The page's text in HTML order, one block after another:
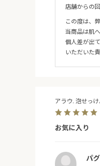
店舗からの
この度は、
当商品は肌
個人差が出
いただいた
アラウ. 泡せっ
お気に入り
パ